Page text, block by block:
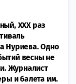
XXX раз
Нуриева. Одно
весны не
Журналист
и балета им.